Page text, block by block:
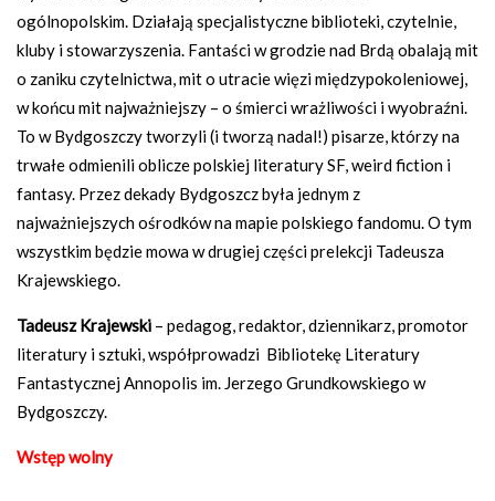
ogólnopolskim. Działają specjalistyczne biblioteki, czytelnie,
kluby i stowarzyszenia. Fantaści w grodzie nad Brdą obalają mit
o zaniku czytelnictwa, mit o utracie więzi międzypokoleniowej,
w końcu mit najważniejszy – o śmierci wrażliwości i wyobraźni.
To w Bydgoszczy tworzyli (i tworzą nadal!) pisarze, którzy na
trwałe odmienili oblicze polskiej literatury SF, weird fiction i
fantasy. Przez dekady Bydgoszcz była jednym z
najważniejszych ośrodków na mapie polskiego fandomu. O tym
wszystkim będzie mowa w drugiej części prelekcji Tadeusza
Krajewskiego.
Tadeusz Krajewski – pedagog, redaktor, dziennikarz, promotor
literatury i sztuki, współprowadzi Bibliotekę Literatury
Fantastycznej Annopolis im. Jerzego Grundkowskiego w
Bydgoszczy.
Wstęp wolny